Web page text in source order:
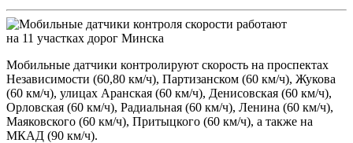
Мобильные датчики контролируют скорость на проспектах
Независимости (60,80 км/ч), Партизанском (60 км/ч), Жукова
(60 км/ч), улицах Аранская (60 км/ч), Денисовская (60 км/ч),
Орловская (60 км/ч), Радиальная (60 км/ч), Ленина (60 км/ч),
Маяковского (60 км/ч), Притыцкого (60 км/ч), а также на
МКАД (90 км/ч).